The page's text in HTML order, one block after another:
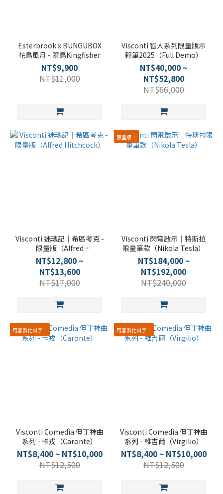
Esterbrook x BUNGUBOX
花鳥風月 - 翠鳥Kingfisher
NT$9,900
NT$11,000
Visconti 智人系列限量版示
範筆2025（Full Demo）
NT$40,000 ~
NT$52,800
NT$66,000
Visconti 迷魂記｜希區考克 -
限量版（Alfred
Hitchcock）
NT$12,800 ~
NT$13,600
NT$17,000
限量版！
Visconti 閃電啟示｜特斯拉
限量筆款（Nikola Tesla）
NT$184,000 ~
NT$192,000
NT$240,000
可客製化刻字！
Visconti Comedìa 但丁神曲
系列 - 卡戎（Caronte）
NT$8,400 ~ NT$10,000
NT$12,500
可客製化刻字！
Visconti Comedìa 但丁神曲
系列 - 維吉爾（Virgilio）
NT$8,400 ~ NT$10,000
NT$12,500